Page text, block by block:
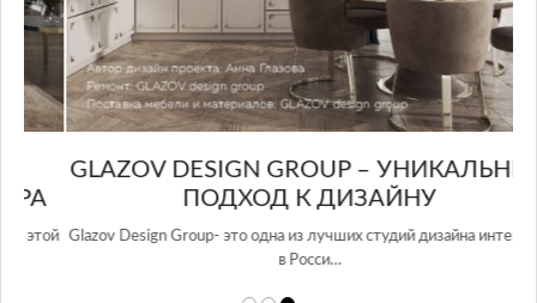
GLAZOV DESIGN GROUP – УНИКАЛЬНЫЙ
ПОДХОД К ДИЗАЙНУ
Glazov Design Group- это одна из лучших студий дизайна интерьера
в Росси…